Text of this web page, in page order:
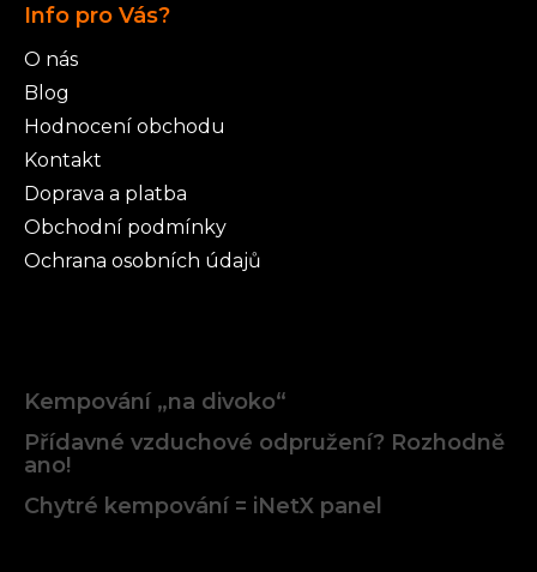
Info pro Vás?
O nás
Blog
Hodnocení obchodu
Kontakt
Doprava a platba
Obchodní podmínky
Ochrana osobních údajů
Kempování „na divoko“
Přídavné vzduchové odpružení? Rozhodně
ano!
Chytré kempování = iNetX panel